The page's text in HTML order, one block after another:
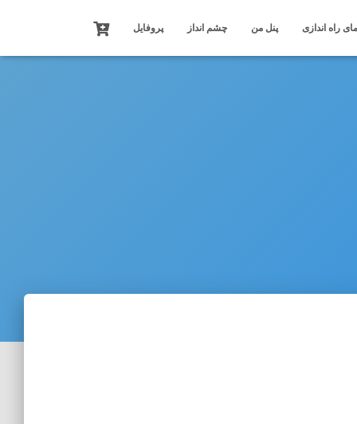
راه اندازی پنل من چشم انداز پروفایل